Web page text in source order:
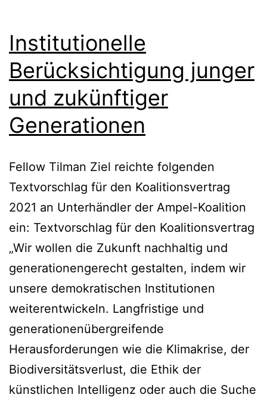
Institutionelle
Berücksichtigung junger
und zukünftiger
Generationen
Fellow Tilman Ziel reichte folgenden
Textvorschlag für den Koalitionsvertrag
2021 an Unterhändler der Ampel-Koalition
ein: Textvorschlag für den Koalitionsvertrag
„Wir wollen die Zukunft nachhaltig und
generationengerecht gestalten, indem wir
unsere demokratischen Institutionen
weiterentwickeln. Langfristige und
generationenübergreifende
Herausforderungen wie die Klimakrise, der
Biodiversitätsverlust, die Ethik der
künstlichen Intelligenz oder auch die Suche